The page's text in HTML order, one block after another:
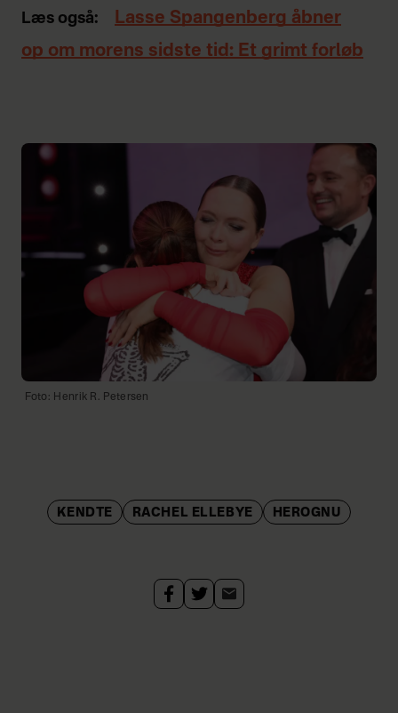
Læs også:
Lasse Spangenberg åbner
op om morens sidste tid: Et grimt forløb
Foto: Henrik R. Petersen
KENDTE RACHEL ELLEBYE HEROGNU